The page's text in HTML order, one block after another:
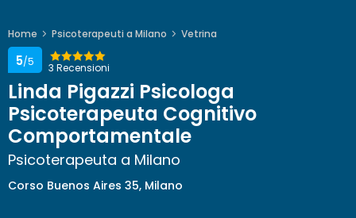
Home Psicoterapeuti a Milano Vetrina
3 Recensioni
5/5
Linda Pigazzi Psicologa
Psicoterapeuta Cognitivo
Comportamentale
Psicoterapeuta a Milano
Corso Buenos Aires 35, Milano